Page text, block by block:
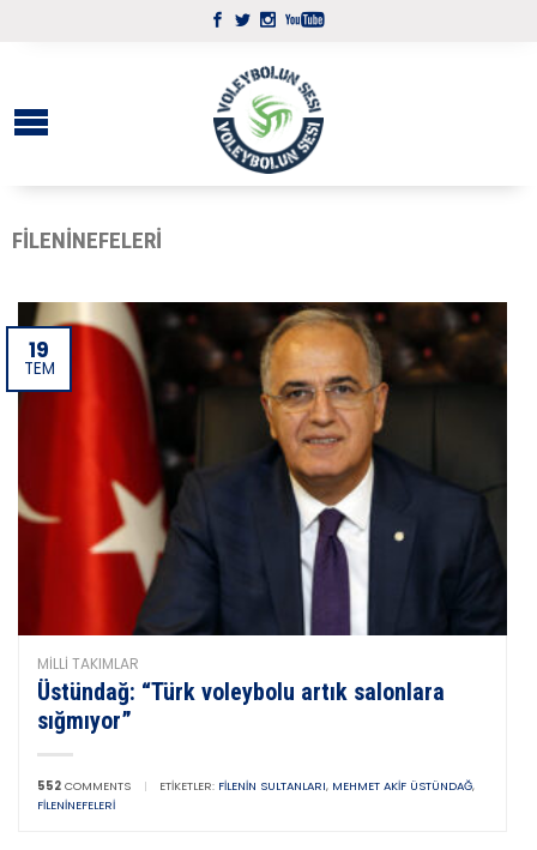
FILENINEFELERI
19
TEM
MILLI TAKIMLAR
Üstündağ: “Türk voleybolu artık salonlara
sığmıyor”
552 COMMENTS | ETIKETLER: FILENIN SULTANLARI, MEHMET AKIF ÜSTÜNDAĞ,
FILENINEFELERI